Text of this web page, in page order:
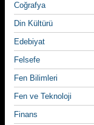
Coğrafya
Din Kültürü
Edebiyat
Felsefe
Fen Bilimleri
Fen ve Teknoloji
Finans